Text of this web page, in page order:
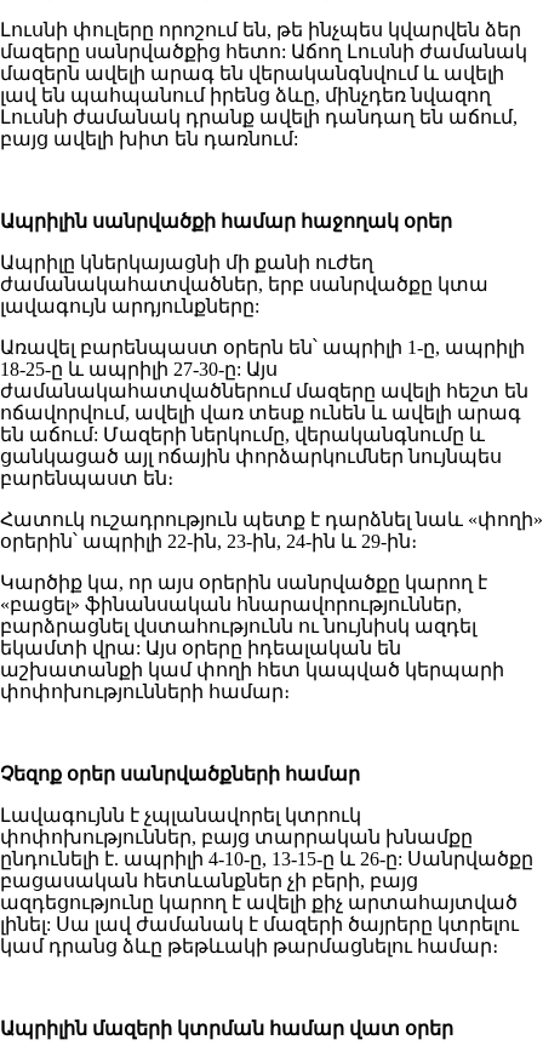
Լուսնի փուլերը որոշում են, թե ինչպես կվարվեն ձեր
մազերը սանրվածքից հետո: Աճող Լուսնի ժամանակ
մազերն ավելի արագ են վերականգնվում և ավելի
լավ են պահպանում իրենց ձևը, մինչդեռ նվազող
Լուսնի ժամանակ դրանք ավելի դանդաղ են աճում,
բայց ավելի խիտ են դառնում:
Ապրիլին սանրվածքի համար հաջողակ օրեր
Ապրիլը կներկայացնի մի քանի ուժեղ
ժամանակահատվածներ, երբ սանրվածքը կտա
լավագույն արդյունքները:
Առավել բարենպաստ օրերն են՝ ապրիլի 1-ը, ապրիլի
18-25-ը և ապրիլի 27-30-ը: Այս
ժամանակահատվածներում մազերը ավելի հեշտ են
ոճավորվում, ավելի վառ տեսք ունեն և ավելի արագ
են աճում: Մազերի ներկումը, վերականգնումը և
ցանկացած այլ ոճային փորձարկումներ նույնպես
բարենպաստ են։
Հատուկ ուշադրություն պետք է դարձնել նաև «փողի»
օրերին՝ ապրիլի 22-ին, 23-ին, 24-ին և 29-ին։
Կարծիք կա, որ այս օրերին սանրվածքը կարող է
«բացել» ֆինանսական հնարավորություններ,
բարձրացնել վստահությունն ու նույնիսկ ազդել
եկամտի վրա: Այս օրերը իդեալական են
աշխատանքի կամ փողի հետ կապված կերպարի
փոփոխությունների համար։
Չեզոք օրեր սանրվածքների համար
Լավագույնն է չպլանավորել կտրուկ
փոփոխություններ, բայց տարրական խնամքը
ընդունելի է. ապրիլի 4-10-ը, 13-15-ը և 26-ը: Սանրվածքը
բացասական հետևանքներ չի բերի, բայց
ազդեցությունը կարող է ավելի քիչ արտահայտված
լինել: Սա լավ ժամանակ է մազերի ծայրերը կտրելու
կամ դրանց ձևը թեթևակի թարմացնելու համար։
Ապրիլին մազերի կտրման համար վատ օրեր